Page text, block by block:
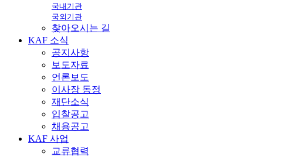
국내기관
국외기관
찾아오시는 길
KAF 소식
공지사항
보도자료
언론보도
이사장 동정
재단소식
입찰공고
채용공고
KAF 사업
교류협력